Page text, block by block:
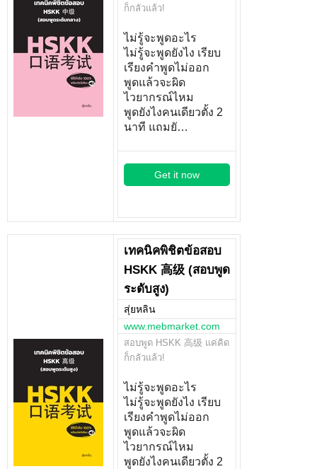
ก็กลัวแล้ว!
ไม่รู้จะพูดอะไร
ไม่รู้จะพูดยังไง เรียบ
เรียงคำพูดไม่ออก
พูดแล้วจะผิด
ไวยากรณ์ไหม
พูดยังไงคนเดียวตั้ง 2
นาที แถมยั…
Get it now
เทคนิคพิชิตข้อสอบ
HSKK 高级 (สอบพูด
ระดับสูง)
สุ่ยหลิน
www.mebmarket.com
สอบพูด HSKK 高级 แค่คิด
ก็กลัวแล้ว!
ไม่รู้จะพูดอะไร
ไม่รู้จะพูดยังไง เรียบ
เรียงคำพูดไม่ออก
พูดแล้วจะผิด
ไวยากรณ์ไหม
พูดยังไงคนเดียวตั้ง 2